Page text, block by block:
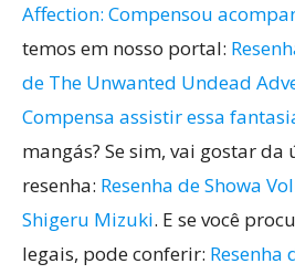
Affection: Compensou
temos em nosso portal:
de The Unwanted Undead
Compensa assistir essa
mangás? Se sim, vai gostar da
resenha: Resenha de Showa
Shigeru Mizuki. E se você
legais, pode conferir: Resenha